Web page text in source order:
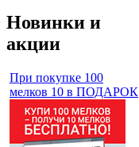
Новинки и
акции
При покупке 100
мелков 10 в ПОДАРОК